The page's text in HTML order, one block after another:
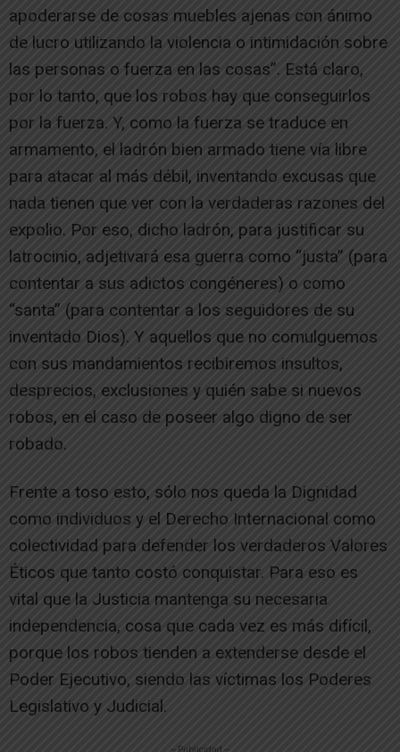
apoderarse de cosas muebles ajenas con ánimo
de lucro utilizando la violencia o intimidación sobre
las personas o fuerza en las cosas”. Está claro,
por lo tanto, que los robos hay que conseguirlos
por la fuerza. Y, como la fuerza se traduce en
armamento, el ladrón bien armado tiene vía libre
para atacar al más débil, inventando excusas que
nada tienen que ver con la verdaderas razones del
expolio. Por eso, dicho ladrón, para justificar su
latrocinio, adjetivará esa guerra como “justa” (para
contentar a sus adictos congéneres) o como
“santa” (para contentar a los seguidores de su
inventado Dios). Y aquellos que no comulguemos
con sus mandamientos recibiremos insultos,
desprecios, exclusiones y quién sabe si nuevos
robos, en el caso de poseer algo digno de ser
robado.
Frente a toso esto, sólo nos queda la Dignidad
como individuos y el Derecho Internacional como
colectividad para defender los verdaderos Valores
Éticos que tanto costó conquistar. Para eso es
vital que la Justicia mantenga su necesaria
independencia, cosa que cada vez es más difícil,
porque los robos tienden a extenderse desde el
Poder Ejecutivo, siendo las víctimas los Poderes
Legislativo y Judicial.
-- Publicidad --